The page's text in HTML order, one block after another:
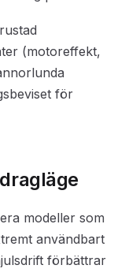
(motoreffekt,
för
modeller som
användbart
förbättrar